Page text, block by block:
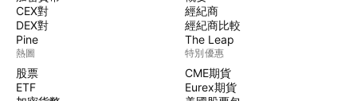
CEX對
DEX對
Pine
熱圖
股票
ETF
經紀商
經紀商比較
The Leap
特別優惠
CME期貨
Eurex期貨